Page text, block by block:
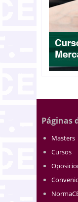
Páginas
Masters
Cursos